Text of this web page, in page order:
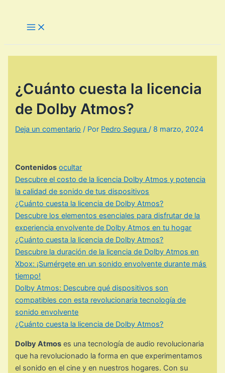
Main
Menu
¿Cuánto cuesta la licencia
de Dolby Atmos?
Deja un comentario / Por Pedro Segura/ 8 marzo, 2024
Contenidos ocultar
Descubre el costo de la licencia Dolby Atmos y potencia
la calidad de sonido de tus dispositivos
¿Cuánto cuesta la licencia de Dolby Atmos?
Descubre los elementos esenciales para disfrutar de la
experiencia envolvente de Dolby Atmos en tu hogar
¿Cuánto cuesta la licencia de Dolby Atmos?
Descubre la duración de la licencia de Dolby Atmos en
Xbox: ¡Sumérgete en un sonido envolvente durante más
tiempo!
Dolby Atmos: Descubre qué dispositivos son
compatibles con esta revolucionaria tecnología de
sonido envolvente
¿Cuánto cuesta la licencia de Dolby Atmos?
Dolby Atmos es una tecnología de audio revolucionaria
que ha revolucionado la forma en que experimentamos
el sonido en el cine y en nuestros hogares. Con su